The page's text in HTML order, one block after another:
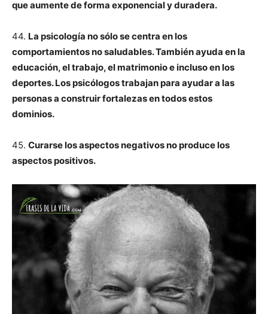
que aumente de forma exponencial y duradera.
44. La psicología no sólo se centra en los
comportamientos no saludables. También ayuda en la
educación, el trabajo, el matrimonio e incluso en los
deportes. Los psicólogos trabajan para ayudar a las
personas a construir fortalezas en todos estos
dominios.
45. Curarse los aspectos negativos no produce los
aspectos positivos.